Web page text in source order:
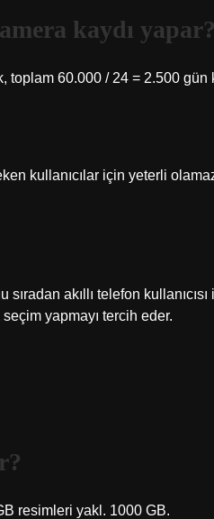
kaydı yapar?
60.000 / 24 = 2.500 gün
kullanıcılar için yeterli
akıllı telefon
yapmayı tercih eder.
resimleri yakl. 1000 GB.